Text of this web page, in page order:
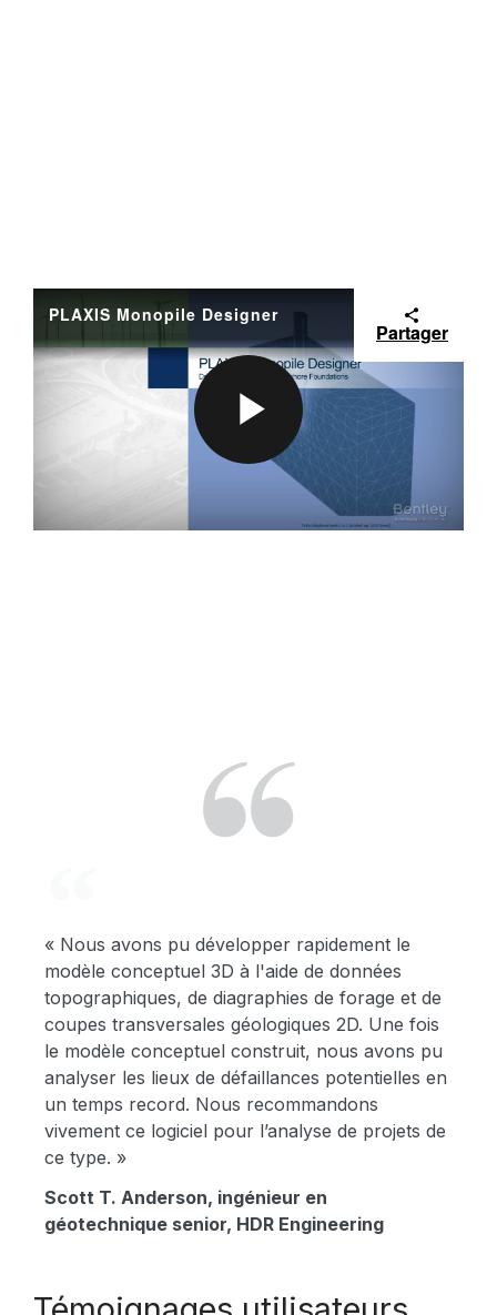
PLAXIS Monopile Designer
Partager
P
Y
I
D
E
« Nous avons pu développer rapidement le
modèle conceptuel 3D à l'aide de données
topographiques, de diagraphies de forage et de
coupes transversales géologiques 2D. Une fois
le modèle conceptuel construit, nous avons pu
analyser les lieux de défaillances potentielles en
un temps record. Nous recommandons
vivement ce logiciel pour l’analyse de projets de
ce type. »
Scott T. Anderson, ingénieur en
géotechnique senior, HDR Engineering